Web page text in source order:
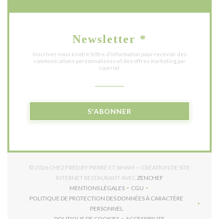
Newsletter *
Inscrivez-vous à notre lettre d'information pour recevoir des
communications personnalisées et des offres marketing par
courriel.
S'ABONNER
© 2026 CHEZ FRED BY PIERRE ET SIHAM — CRÉATION DE SITE
INTERNET RESTAURANT AVEC ZENCHEF
MENTIONS LÉGALES
((OUVRE UNE NOUVELLE FENÊTRE))
CGU
((OUVRE UNE NOUVELLE
POLITIQUE DE PROTECTION DES DONNÉES À CARACTÈRE
PERSONNEL((OUVRE UNE NOUVELLE FENÊTRE))